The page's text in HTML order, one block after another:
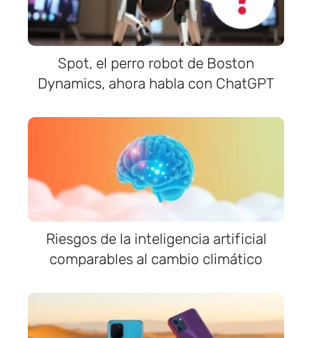
Spot, el perro robot de Boston
Dynamics, ahora habla con ChatGPT
Riesgos de la inteligencia artificial
comparables al cambio climático